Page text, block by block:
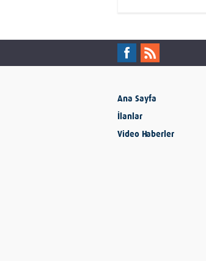
Ana Sayfa
İlanlar
Video Haberler